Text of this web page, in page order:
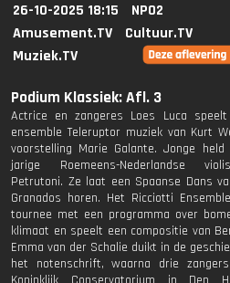
26-10-2025 18:15
NPO2
Amusement.TV
Cultuur.TV
Muziek.TV
Podium Klassiek: Afl. 3
Actrice en zangeres Loes Luca
ensemble Teleruptor muziek van Kurt
voorstelling Marie Galante. Jonge
jarige Roemeens-Nederlandse
Petrutoni. Ze laat een Spaanse Dans
Granados horen. Het Ricciotti
tournee met een programma over
klimaat en speelt een compositie van
Emma van der Schalie duikt in de
het notenschrift, waarna drie